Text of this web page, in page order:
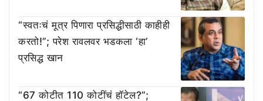
“स्वतःचं मूत्र पिणारा प्रसिद्धीसाठी काहीही
करतो!”; परेश रावलवर भडकला ‘हा’
प्रसिद्ध खान
“67 कोटीत 110 कोटींचं हॉटेल?”;